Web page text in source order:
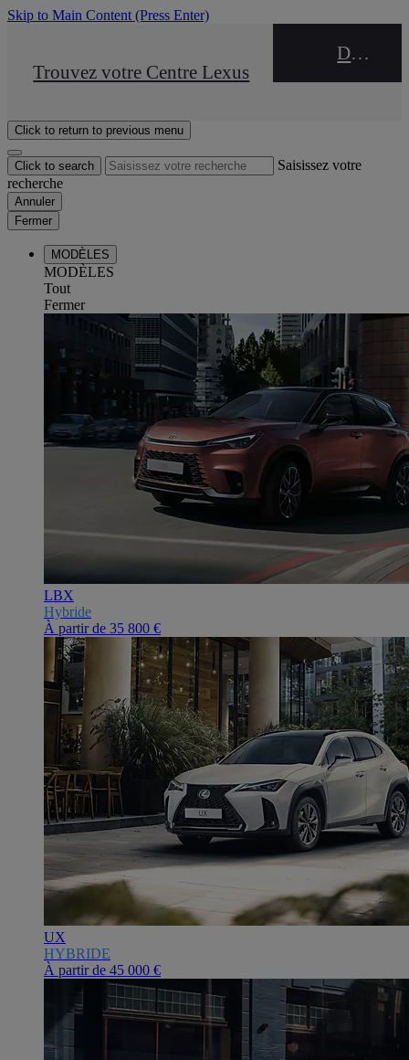
Skip to Main Content (Press Enter)
STOP DRIVE Takata
Trouvez votre Centre Lexus
DEALER NAME
Click to return to previous menu
Click to search
Saisissez votre
recherche
Annuler
Fermer
MODÈLES
MODÈLES
Tout
Fermer
LBX
Hybride
À partir de 35 800 €
UX
HYBRIDE
À partir de 45 000 €